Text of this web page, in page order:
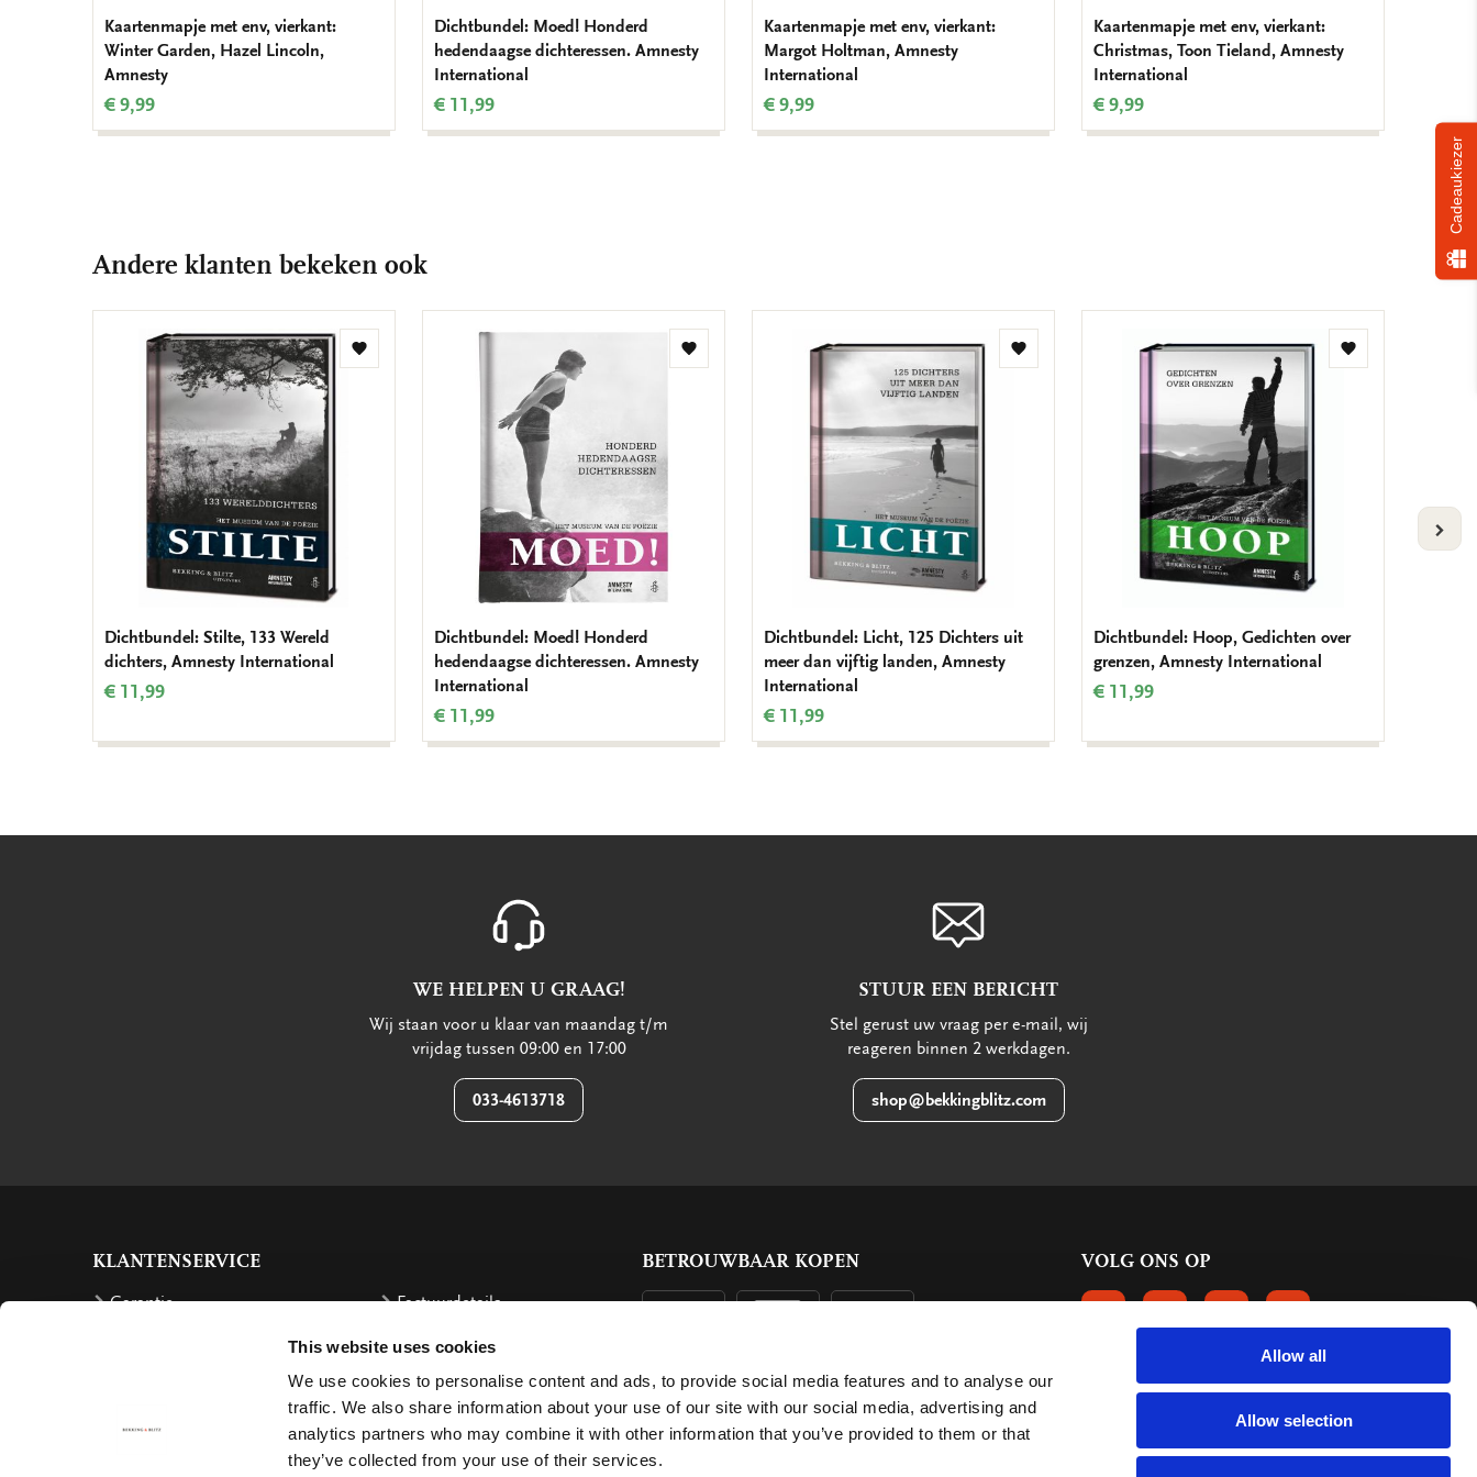
This website uses cookies
We use cookies to personalise content and ads, to provide social media features and to analyse our
traffic. We also share information about your use of our site with our social media, advertising and
analytics partners who may combine it with other information that you’ve provided to them or that
they’ve collected from your use of their services.
Allow all
Allow selection
Kaartenmapje met env, vierkant:
Winter Garden, Hazel Lincoln,
Amnesty
€ 9,99
Dichtbundel: Moed! Honderd
hedendaagse dichteressen. Amnesty
International
€ 11,99
Kaartenmapje met env, vierkant:
Margot Holtman, Amnesty
International
€ 9,99
Kaartenmapje met env, vierkant:
Christmas, Toon Tieland, Amnesty
International
€ 9,99
Andere klanten bekeken ook
Toevoegen
Dichtbundel: Stilte, 133 Wereld
dichters, Amnesty International
€ 11,99
Toevoegen
Dichtbundel: Moed! Honderd
hedendaagse dichteressen. Amnesty
International
€ 11,99
Toevoegen
Dichtbundel: Licht, 125 Dichters uit
meer dan vijftig landen, Amnesty
International
€ 11,99
Toevoegen
Dichtbundel: Hoop, Gedichten over
grenzen, Amnesty International
€ 11,99
WE HELPEN U GRAAG!
Wij staan voor u klaar van maandag t/m
vrijdag tussen 09:00 en 17:00
033-4613718
STUUR EEN BERICHT
Stel gerust uw vraag per e-mail, wij
reageren binnen 2 werkdagen.
shop@bekkingblitz.com
KLANTENSERVICE
Garantie
Factuurdetails
Terugbetaling
Klachten
Annuleren
Contact
BETROUWBAAR KOPEN VOLG ONS OP
VOLGS ONS OP FACEBOOK
VOLG ONS OP INSTAGRAM
VOLG ONS OP LINKEDIN
VOLG ONS OP
KLANTBEOORDELINGEN
Cadeaukiezer